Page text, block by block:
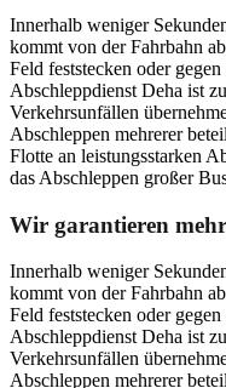
Innerhalb weniger
kommt von der Fahrbahn
Feld feststecken oder
Abschleppdienst Deha ist
Verkehrsunfällen
Abschleppen mehrerer
Flotte an leistungsstarken
das Abschleppen großer
Wir garantieren
Innerhalb weniger
kommt von der Fahrbahn
Feld feststecken oder
Abschleppdienst Deha ist
Verkehrsunfällen
Abschleppen mehrerer